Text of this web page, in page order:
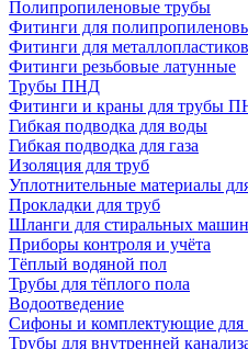
Полипропиленовые трубы
Фитинги для
Фитинги для
Фитинги резьбовые латунные
Трубы ПНД
Фитинги и краны для трубы
Гибкая подводка для воды
Гибкая подводка для газа
Изоляция для труб
Уплотнительные материалы
Прокладки для труб
Шланги для стиральных машин
Приборы контроля и учёта
Тёплый водяной пол
Трубы для тёплого пола
Водоотведение
Сифоны и комплектующие для
Трубы для внутренней